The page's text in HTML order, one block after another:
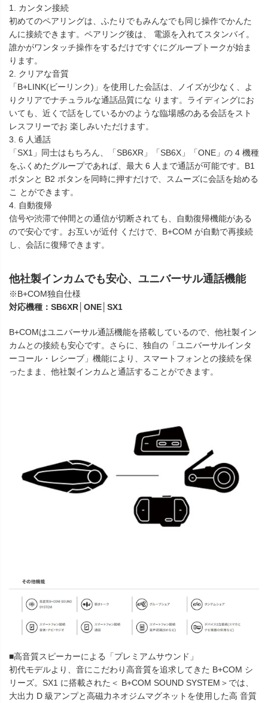
1. カンタン接続
初めてのペアリングは、ふたりでもみんなでも同じ操作でかんた
んに接続できます。ペアリング後は、 電源を入れてスタンバイ。
誰かがワンタッチ操作をするだけですぐにグループトークが始ま
ります。
2. クリアな音質
「B+LINK(ビーリンク)」を使用した会話は、ノイズが少なく、よ
りクリアでナチュラルな通話品質にな ります。ライディングにお
いても、近くで話をしているかのような臨場感のある会話をスト
レスフリーでお 楽しみいただけます。
3. 6 人通話
「SX1」同士はもちろん、「SB6XR」「SB6X」「ONE」の 4 機種
をふくめたグループであれば、最大 6 人まで通話が可能です。B1
ボタンと B2 ボタンを同時に押すだけで、スムーズに会話を始める
こ とができます。
4. 自動復帰
信号や渋滞で仲間との通信が切断されても、自動復帰機能がある
ので安心です。お互いが近付 くだけで、B+COM が自動で再接続
し、会話に復帰できます。
他社製インカムでも安心、ユニバーサル通話機能
※B+COM独自仕様
対応機種：SB6XR│ONE│SX1
B+COMはユニバーサル通話機能を搭載しているので、他社製イン
カムとの接続も安心です。さらに、独自の「ユニバーサルインタ
ーコール・レシーブ」機能により、スマートフォンとの接続を保
ったまま、他社製インカムと通話することができます。
■高音質スピーカーによる「プレミアムサウンド」
初代モデルより、音にこだわり高音質を追求してきた B+COM シ
リーズ。SX1 に搭載された＜ B+COM SOUND SYSTEM＞では、
大出力 D 級アンプと高磁力ネオジムマグネットを使用した高 音質